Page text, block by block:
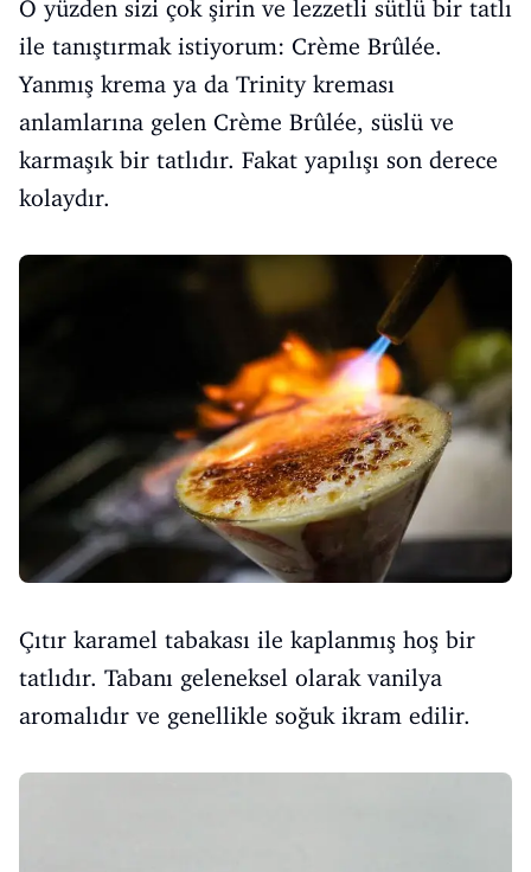
O yüzden sizi çok şirin ve lezzetli sütlü bir tatlı
ile tanıştırmak istiyorum: Crème Brûlée.
Yanmış krema ya da Trinity kreması
anlamlarına gelen Crème Brûlée, süslü ve
karmaşık bir tatlıdır. Fakat yapılışı son derece
kolaydır.
Çıtır karamel tabakası ile kaplanmış hoş bir
tatlıdır. Tabanı geleneksel olarak vanilya
aromalıdır ve genellikle soğuk ikram edilir.